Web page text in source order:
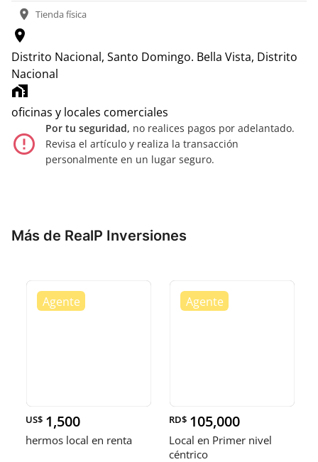
location_on Tienda física
location_on
Distrito Nacional, Santo Domingo. Bella Vista, Distrito
Nacional
home_work
oficinas y locales comerciales
error_outline
Por tu seguridad, no realices pagos por adelantado.
Revisa el artículo y realiza la transacción
personalmente en un lugar seguro.
Más de RealP Inversiones
US$ 1,500
hermos local en renta
RD$ 105,000
Local en Primer nivel
céntrico